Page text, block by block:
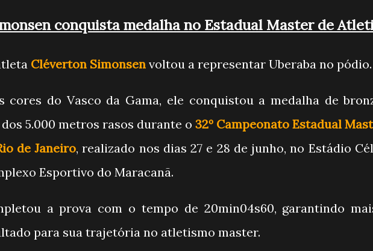
conquista medalha no Estadual Master de
Cléverton Simonsen voltou a representar Uberaba no pódio.
cores do Vasco da Gama, ele conquistou a medalha de
5.000 metros rasos durante o 32º Campeonato Estadual
de Janeiro, realizado nos dias 27 e 28 de junho, no Estádio
Esportivo do Maracanã.
a prova com o tempo de 20min04s60, garantindo
para sua trajetória no atletismo master.